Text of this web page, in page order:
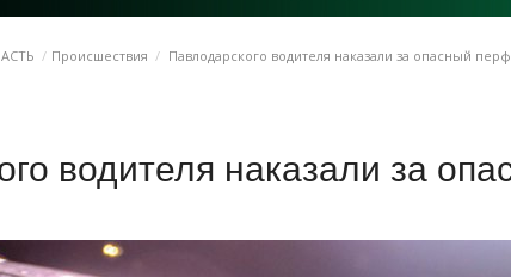
Происшествия Павлодарского водителя наказали за опасный
водителя наказали за